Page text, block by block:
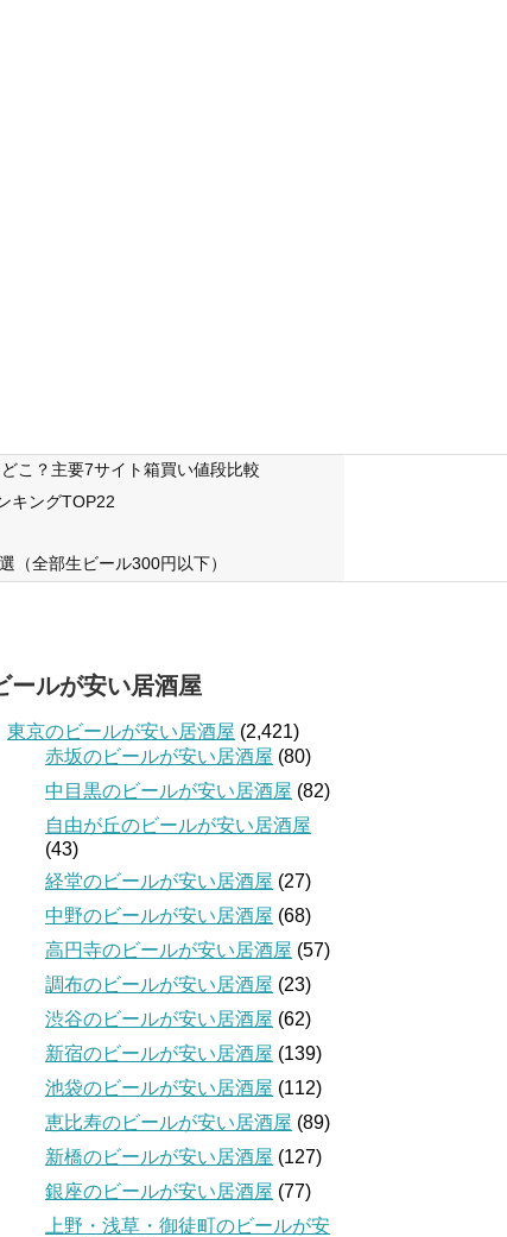
こ？主要7サイト箱買い値段比較
キングTOP22
（全部生ビール300円以下）
ールが安い居酒屋
東京のビールが安い居酒屋 (2,421)
赤坂のビールが安い居酒屋 (80)
中目黒のビールが安い居酒屋 (82)
自由が丘のビールが安い居酒屋
(43)
経堂のビールが安い居酒屋 (27)
中野のビールが安い居酒屋 (68)
高円寺のビールが安い居酒屋 (57)
調布のビールが安い居酒屋 (23)
渋谷のビールが安い居酒屋 (62)
新宿のビールが安い居酒屋 (139)
池袋のビールが安い居酒屋 (112)
恵比寿のビールが安い居酒屋 (89)
新橋のビールが安い居酒屋 (127)
銀座のビールが安い居酒屋 (77)
上野・浅草・御徒町のビールが安